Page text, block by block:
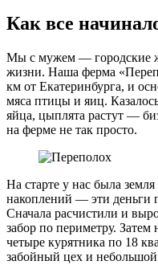
Как все
Мы с мужем — городские
жизни. Наша ферма
км от Екатеринбурга, и
мяса птицы и яиц.
яйца, цыплята растут —
на ферме не так просто.
На старте у нас была
накоплений — эти деньги
Сначала расчистили и
забор по периметру. Затем
четыре курятника по 18
забойный цех и небольшой